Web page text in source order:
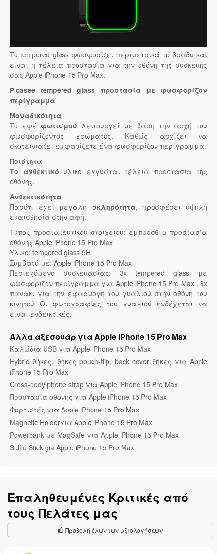
Το tempered glass φωσφορίζει περιμετρικά το βράδυ και
είναι η τέλεια προστασία για την οθόνη της συσκευής
σας Apple iPhone 15 Pro Max.
Picasee tempered glass προστασία με φωσφορίζον
περίγραμμα
Μοναδικότητα
Το εφέ φωτισμού λειτουργεί με βάση την αρχή του
φωσφορίζοντος χρώματος. Καθώς αρχίζει να
σκοτεινιάζει εμφανίζετε ένα φωσφορίζον περίγραμμα.
Ποιότητα
Το ανθεκτικό υλικό εγγυάται τέλεια προστασία της
οθόνης.
Ανθεκτικότητα
Παρότι έχει μεγάλη σκληρότητα, προσφέρει υψηλή
ευαισθησία στην αφή.
Τύπος προστατευτικού στοιχείου: εμπρόσθια προστασία
οθόνης Apple iPhone 15 Pro Max
Υλικό: tempered glass 9H
Συμβατό με: Apple iPhone 15 Pro Max
Περιεχόμενο συσκευασίας: 3x tempered glass με
φωσφορίζον περίγραμμα για Apple iPhone 15 Pro Max , 3x
πανάκι για την εφαρμογή του γυαλιού στην οθόνη του
κινητού Οι φωτογραφίες του γυαλιού ενδέχεται να
είναι ενδεικτικές.
Άλλα αξεσουάρ για Apple iPhone 15 Pro Max
Καλώδια USB για Apple iPhone 15 Pro Max
Hybrid θήκες, θήκες pouch-flip, back cover θήκες για Apple
iPhone 15 Pro Max
Cross-body phone strap για Apple iPhone 15 Pro Max
Προστασία οθόνης για Apple iPhone 15 Pro Max
Φορτιστές για Apple iPhone 15 Pro Max
Magnetic Holderγια Apple iPhone 15 Pro Max
Powerbank με MagSafe για Apple iPhone 15 Pro Max
Selfie Stick gia Apple iPhone 15 Pro Max
Επαληθευμένες Κριτικές από
τους Πελάτες μας
Προβολή όλων των αξιολογήσεων